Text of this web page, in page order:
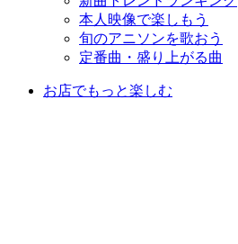
本人映像で楽しもう
旬のアニソンを歌おう
定番曲・盛り上がる曲
お店でもっと楽しむ